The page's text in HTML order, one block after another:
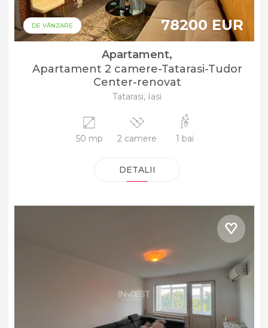
DE VÂNZARE 78200 EUR
Apartament,
Apartament 2 camere-Tatarasi-Tudor
Center-renovat
Tatarasi, Iasi
50 mp 2 camere 1 bai
DETALII